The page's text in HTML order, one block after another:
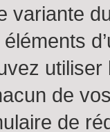
variante
de
de